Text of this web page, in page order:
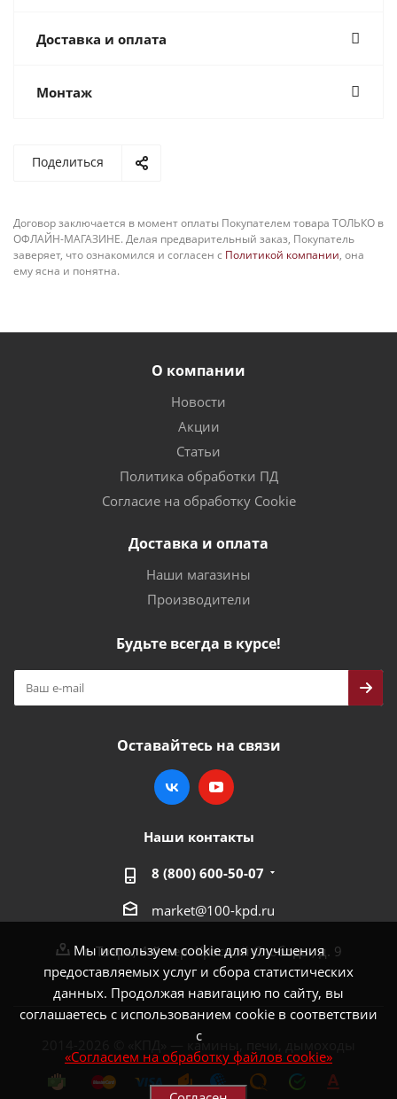
Мы используем cookie для улучшения
предоставляемых услуг и сбора статистических
данных. Продолжая навигацию по сайту, вы
соглашаетесь с использованием cookie в соответствии
с
«Согласием на обработку файлов cookie»
Доставка и оплата
Монтаж
Поделиться
Договор заключается в момент оплаты Покупателем товара ТОЛЬКО в
ОФЛАЙН-МАГАЗИНЕ. Делая предварительный заказ, Покупатель
заверяет, что ознакомился и согласен с Политикой компании, она
ему ясна и понятна.
О компании
Новости
Акции
Статьи
Политика обработки ПД
Согласие на обработку Cookie
Доставка и оплата
Наши магазины
Производители
Будьте всегда в курсе!
Оставайтесь на связи
Наши контакты
8 (800) 600-50-07
market@100-kpd.ru
г. Тверь, 4-й пер. Красной Слободы, д. 9
2014-2026 © «КПД» — камины, печи, дымоходы